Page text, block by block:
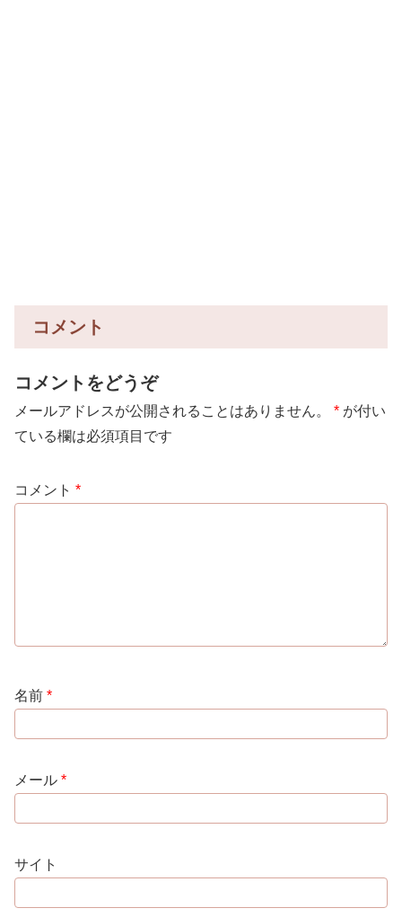
コメント
コメントをどうぞ
メールアドレスが公開されることはありません。 * が付い
ている欄は必須項目です
コメント *
名前 *
メール *
サイト